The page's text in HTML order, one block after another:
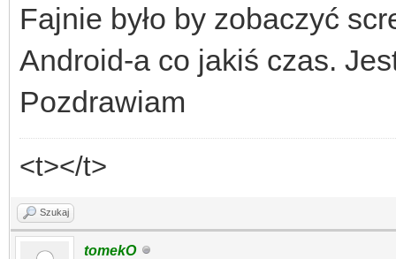
Fajnie było by zobaczyć
Android-a co jakiś czas.
Pozdrawiam
<t></t>
Szukaj
tomekO